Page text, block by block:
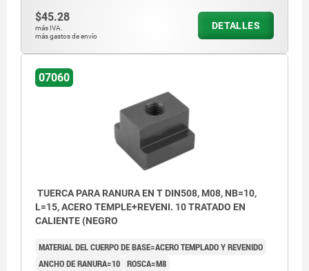
$45.28
más IVA.
más gastos de envío
DETALLES
07060
TUERCA PARA RANURA EN T DIN508, M08, NB=10,
L=15, ACERO TEMPLE+REVENI. 10 TRATADO EN
CALIENTE (NEGRO
MATERIAL DEL CUERPO DE BASE=ACERO TEMPLADO Y REVENIDO
ANCHO DE RANURA=10 ROSCA=M8